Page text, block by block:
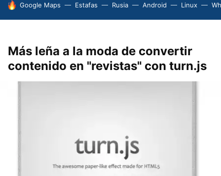
HOY SE HABLA DE
Google Maps Estafas Rusia Android Linux
Más leña a la moda de convertir
contenido en "revistas" con turn.js